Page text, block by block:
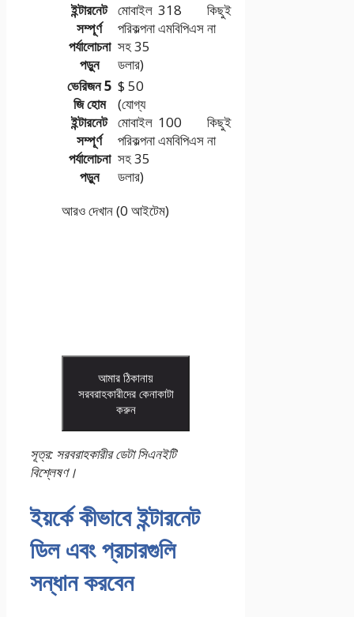
ইন্টারনেট
সম্পূর্ণ
পর্যালোচনা
পড়ুন
মোবাইল
পরিকল্পনা
সহ 35
ডলার)
318
এমবিপিএস
কিছুই
না
ভেরিজন 5
জি হোম
ইন্টারনেট
সম্পূর্ণ
পর্যালোচনা
পড়ুন
$ 50
(যোগ্য
মোবাইল
পরিকল্পনা
সহ 35
ডলার)
100
এমবিপিএস
কিছুই
না
আরও দেখান (0 আইটেম)
আমার ঠিকানায়
সরবরাহকারীদের কেনাকাটা
করুন
সূত্র: সরবরাহকারীর ডেটা সিএনইটি
বিশ্লেষণ।
ইয়র্কে কীভাবে ইন্টারনেট
ডিল এবং প্রচারগুলি
সন্ধান করবেন